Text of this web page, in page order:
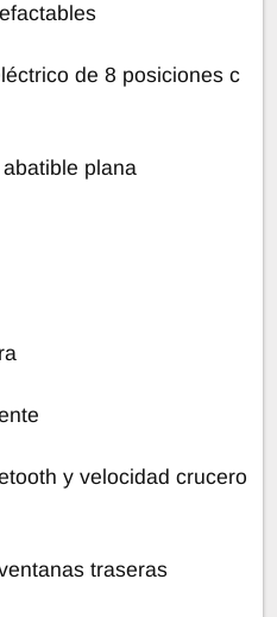
de 8 posiciones c
plana
y velocidad crucero
traseras